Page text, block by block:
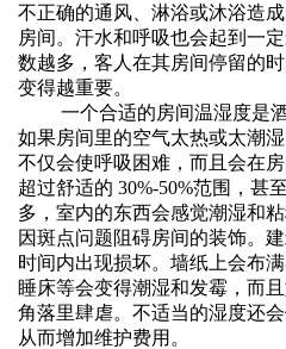
不正确的通风、淋浴或沐浴造
房间。汗水和呼吸也会起到一
数越多，客人在其房间停留的
变得越重要。
一个合适的房间温湿度是
如果房间里的空气太热或太潮
不仅会使呼吸困难，而且会在
超过舒适的 30%-50%范围，甚
多，室内的东西会感觉潮湿和
因斑点问题阻碍房间的装饰。
时间内出现损坏。墙纸上会布
睡床等会变得潮湿和发霉，而
角落里肆虐。不适当的湿度还
从而增加维护费用。